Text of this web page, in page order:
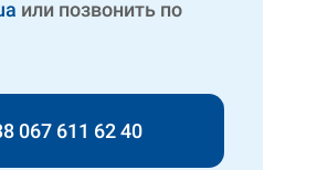
или позвонить по
067 611 62 40